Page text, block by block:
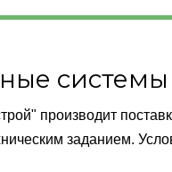
системы
производит
заданием.